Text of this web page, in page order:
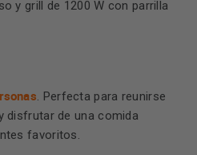
y grill de 1200 W con parrilla
. Perfecta para reunirse
disfrutar de una comida
favoritos.